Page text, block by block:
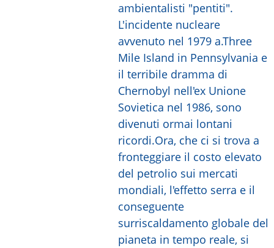
ambientalisti "pentiti".
L'incidente nucleare
avvenuto nel 1979 a.Three
Mile Island in Pennsylvania e
il terribile dramma di
Chernobyl nell'ex Unione
Sovietica nel 1986, sono
divenuti ormai lontani
ricordi.Ora, che ci si trova a
fronteggiare il costo elevato
del petrolio sui mercati
mondiali, l'effetto serra e il
conseguente
surriscaldamento globale del
pianeta in tempo reale, si